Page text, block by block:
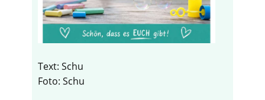
Text: Schu
Foto: Schu